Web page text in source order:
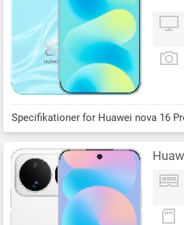
Specifikationer for Huawei nova 16